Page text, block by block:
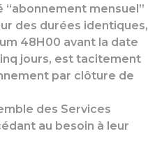
“abonnement mensuel”
des durées identiques,
48H00 avant la date
jours, est tacitement
par clôture de
des Services
au besoin à leur